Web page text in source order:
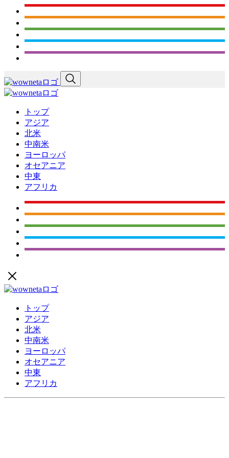
トップ
アジア
北米
中南米
ヨーロッパ
オセアニア
中東
アフリカ
トップ
アジア
北米
中南米
ヨーロッパ
オセアニア
中東
アフリカ